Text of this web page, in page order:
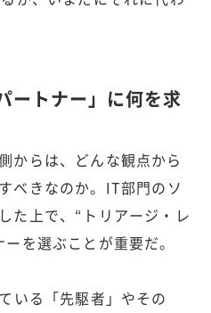
ートナー」に何を求
からは、どんな観点から
べきなのか。IT部門のソ
た上で、“トリアージ・レ
を選ぶことが重要だ。
いる「先駆者」やその